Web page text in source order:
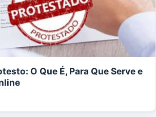
O Que É, Para Que Serve e